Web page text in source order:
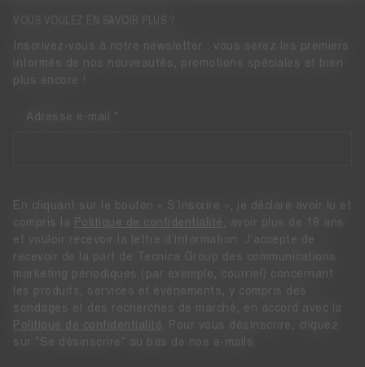
VOUS VOULEZ EN SAVOIR PLUS ?
Inscrivez-vous à notre newsletter : vous serez les premiers
informés de nos nouveautés, promotions spéciales et bien
plus encore !
Adresse e-mail
En cliquant sur le bouton « S’inscrire », je déclare avoir lu et
compris la
Politique de confidentialité, avoir plus de 18 ans
et vouloir recevoir la lettre d’information. J’accepte de
recevoir de la part de Tecnica Group des communications
marketing périodiques (par exemple, courriel) concernant
les produits, services et évènements, y compris des
sondages et des recherches de marché, en accord avec la
Politique de confidentialité
. Pour vous désinscrire, cliquez
sur "Se désinscrire" au bas de nos e-mails.